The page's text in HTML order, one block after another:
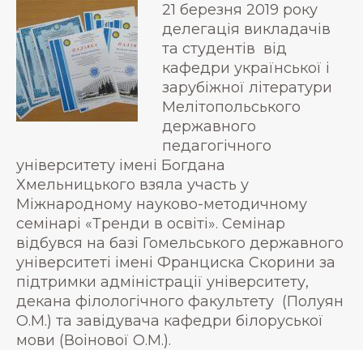
21 березня 2019 року
делегація викладачів
та студентів від
кафедри української і
зарубіжної літератури
Мелітопольського
державного
педагогічного
університету імені Богдана
Хмельницького взяла участь у
Міжнародному науково-методичному
семінарі «Тренди в освіті». Семінар
відбувся на базі Гомельського державного
університеті імені Франциска Скорини за
підтримки адміністрації університету,
декана філологічного факультету (Полуян
О.М.) та завідувача кафедри білоруської
мови (Воінової О.М.).